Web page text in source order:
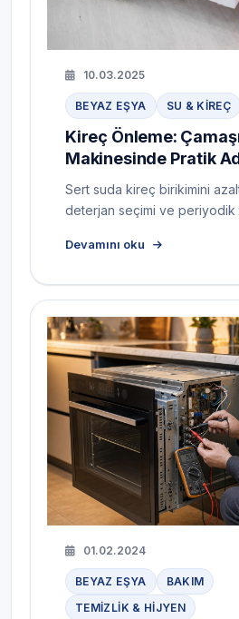
10.03.2025
BEYAZ EŞYA SU & KIREÇ
Kireç Önleme:
Makinesinde Pratik
Sert suda kireç birikimini
deterjan seçimi ve periyodik
Devamını oku
01.02.2024
BEYAZ EŞYA
BAKIM
TEMIZLIK & HIJYEN